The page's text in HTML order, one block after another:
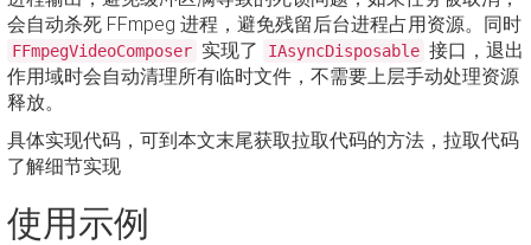
会自动杀死 FFmpeg 进程，避免残留后台进程占用资源。同时
FFmpegVideoComposer 实现了 IAsyncDisposable 接口，退出
作用域时会自动清理所有临时文件，不需要上层手动处理资源
释放。
具体实现代码，可到本文末尾获取拉取代码的方法，拉取代码
了解细节实现
使用示例